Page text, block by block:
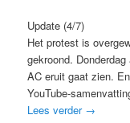
Update (4/7)
Het protest is
gekroond.
AC eruit gaat zien.
YouTube-
Lees verder →